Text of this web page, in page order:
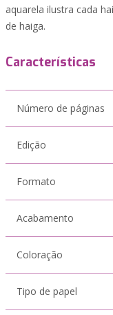
aquarela ilustra cada
de haiga.
Características
Número de páginas
Edição
Formato
Acabamento
Coloração
Tipo de papel